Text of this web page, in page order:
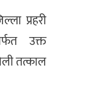
प्रहरी
उक्त
तत्काल